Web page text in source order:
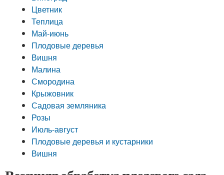
Цветник
Теплица
Май-июнь
Плодовые деревья
Вишня
Малина
Смородина
Крыжовник
Садовая земляника
Розы
Июль-август
Плодовые деревья и кустарники
Вишня